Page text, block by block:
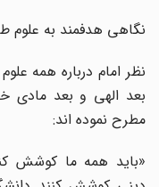
نگاهی هدفمند به علوم
نظر امام درباره همه
بعد الهی و بعد مادی
مطرح نموده اند:
«باید همه ما کوشش